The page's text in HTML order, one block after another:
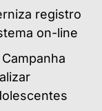
registro
on-line